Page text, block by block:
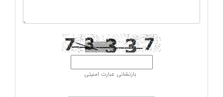
بازنشانی عبارت امنیتی